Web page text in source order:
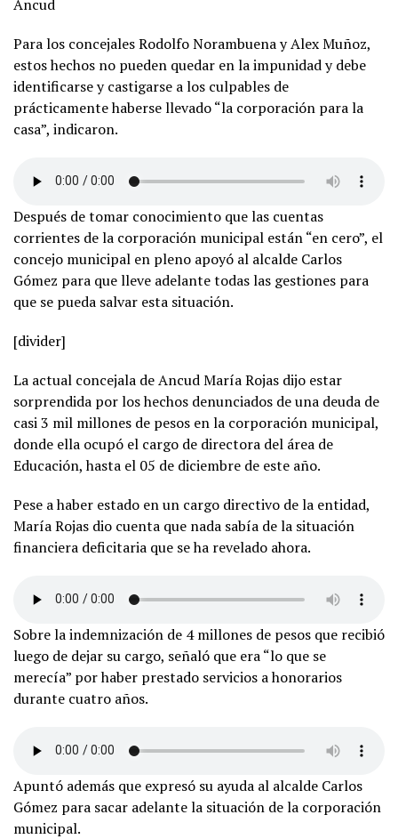
Ancud
Para los concejales Rodolfo Norambuena y Alex Muñoz,
estos hechos no pueden quedar en la impunidad y debe
identificarse y castigarse a los culpables de
prácticamente haberse llevado “la corporación para la
casa”, indicaron.
Después de tomar conocimiento que las cuentas
corrientes de la corporación municipal están “en cero”, el
concejo municipal en pleno apoyó al alcalde Carlos
Gómez para que lleve adelante todas las gestiones para
que se pueda salvar esta situación.
[divider]
La actual concejala de Ancud María Rojas dijo estar
sorprendida por los hechos denunciados de una deuda de
casi 3 mil millones de pesos en la corporación municipal,
donde ella ocupó el cargo de directora del área de
Educación, hasta el 05 de diciembre de este año.
Pese a haber estado en un cargo directivo de la entidad,
María Rojas dio cuenta que nada sabía de la situación
financiera deficitaria que se ha revelado ahora.
Sobre la indemnización de 4 millones de pesos que recibió
luego de dejar su cargo, señaló que era “lo que se
merecía” por haber prestado servicios a honorarios
durante cuatro años.
Apuntó además que expresó su ayuda al alcalde Carlos
Gómez para sacar adelante la situación de la corporación
municipal.